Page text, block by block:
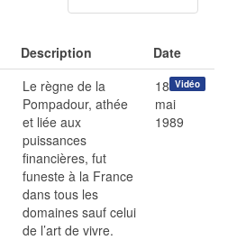
Description
Date
Le règne de la
Pompadour, athée
et liée aux
puissances
financières, fut
funeste à la France
dans tous les
domaines sauf celui
de l’art de vivre.
Vidéo
18
mai
1989